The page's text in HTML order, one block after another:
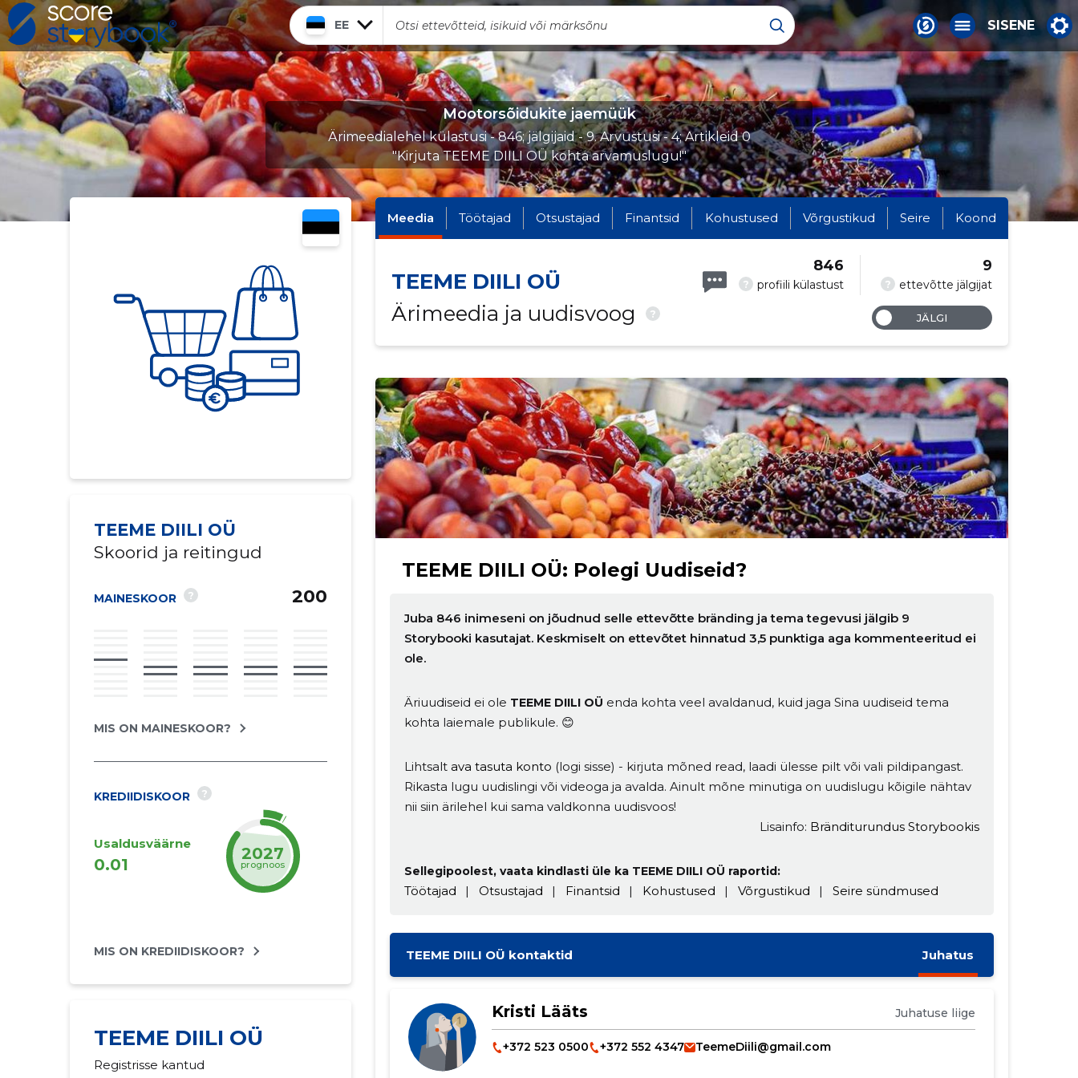
EE SISENE
Mootorsõidukite jaemüük
Ärimeedialehel külastusi - 846; jälgijaid - 9. Arvustusi - 4; Artikleid 0
"Kirjuta TEEME DIILI OÜ kohta arvamuslugu!"
TEEME DIILI OÜ
Skoorid ja reitingud
MAINESKOOR ? 200
MIS ON MAINESKOOR?
KREDIIDISKOOR ?
Usaldusväärne
0.01
2027
prognoos
MIS ON KREDIIDISKOOR?
TEEME DIILI OÜ
Registrisse kantud
Meedia Töötajad Otsustajad Finantsid Kohustused Võrgustikud Seire Koond
TEEME DIILI OÜ
Ärimeedia ja uudisvoog
?
? profiili külastust
846
? ettevõtte jälgijat
9
JÄLGI
TEEME DIILI OÜ: Polegi Uudiseid?
Juba 846 inimeseni on jõudnud selle ettevõtte bränding ja tema tegevusi jälgib 9
Storybooki kasutajat. Keskmiselt on ettevõtet hinnatud 3,5 punktiga aga kommenteeritud ei
ole.
Äriuudiseid ei ole TEEME DIILI OÜ enda kohta veel avaldanud, kuid jaga Sina uudiseid tema
kohta laiemale publikule. 😊
Lihtsalt ava tasuta konto (logi sisse) - kirjuta mõned read, laadi ülesse pilt või vali pildipangast.
Rikasta lugu uudislingi või videoga ja avalda. Ainult mõne minutiga on uudislugu kõigile nähtav
nii siin ärilehel kui sama valdkonna uudisvoos!
Lisainfo: Bränditurundus Storybookis
Sellegipoolest, vaata kindlasti üle ka TEEME DIILI OÜ raportid:
Töötajad | Otsustajad | Finantsid | Kohustused | Võrgustikud | Seire sündmused
TEEME DIILI OÜ kontaktid Juhatus
Kristi Lääts Juhatuse liige
+372 523 0500 +372 552 4347 TeemeDiili@gmail.com